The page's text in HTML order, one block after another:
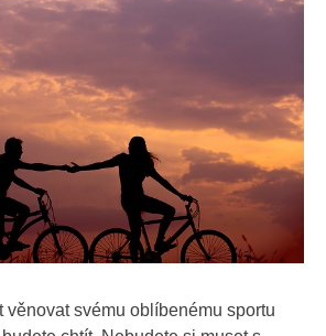
věnovat svému oblíbenému sportu